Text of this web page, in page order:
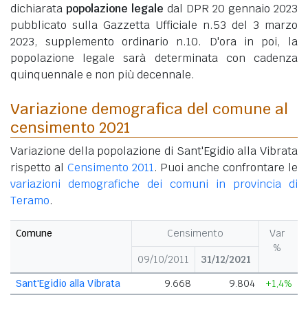
dichiarata popolazione legale dal DPR 20 gennaio 2023
pubblicato sulla Gazzetta Ufficiale n.53 del 3 marzo
2023, supplemento ordinario n.10. D'ora in poi, la
popolazione legale sarà determinata con cadenza
quinquennale e non più decennale.
Variazione demografica del comune al
censimento 2021
Variazione della popolazione di Sant'Egidio alla Vibrata
rispetto al Censimento 2011. Puoi anche confrontare le
variazioni demografiche dei comuni in provincia di
Teramo.
Comune Censimento
Var
%
09/10/2011
31/12/2021
Sant'Egidio alla Vibrata
9.668 9.804 +1,4%